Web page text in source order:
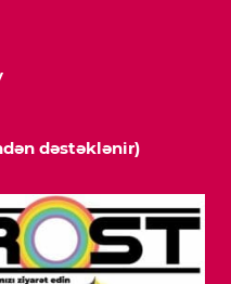
dəstəklənir)